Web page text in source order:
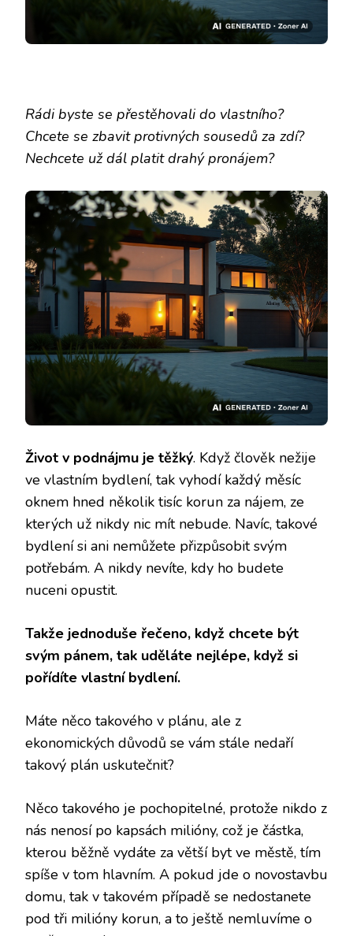
Rádi byste se přestěhovali do vlastního?
Chcete se zbavit protivných sousedů za zdí?
Nechcete už dál platit drahý pronájem?
Život v podnájmu je těžký. Když člověk nežije
ve vlastním bydlení, tak vyhodí každý měsíc
oknem hned několik tisíc korun za nájem, ze
kterých už nikdy nic mít nebude. Navíc, takové
bydlení si ani nemůžete přizpůsobit svým
potřebám. A nikdy nevíte, kdy ho budete
nuceni opustit.
Takže jednoduše řečeno, když chcete být
svým pánem, tak uděláte nejlépe, když si
pořídíte vlastní bydlení.
Máte něco takového v plánu, ale z
ekonomických důvodů se vám stále nedaří
takový plán uskutečnit?
Něco takového je pochopitelné, protože nikdo z
nás nenosí po kapsách milióny, což je částka,
kterou běžně vydáte za větší byt ve městě, tím
spíše v tom hlavním. A pokud jde o novostavbu
domu, tak v takovém případě se nedostanete
pod tři milióny korun, a to ještě nemluvíme o